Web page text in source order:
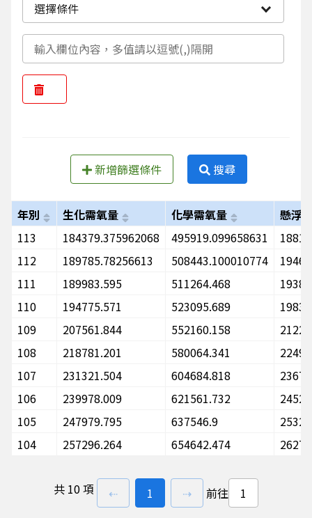
選擇條件
新增篩選條件 搜尋
年別 生化需氧量 化學需氧量
懸浮
113
184379.375962068 495919.099658631
112
189785.78256613 508443.100010774
111
189983.595 511264.468
110
194775.571 523095.689
109
207561.844 552160.158
108
218781.201 580064.341
107
231321.504 604684.818
106
239978.009 621561.732
105
247979.795 637546.9
104
257296.264 654642.474
共 10 項 ⇠上一頁前往
1 ⇢下一頁
前往